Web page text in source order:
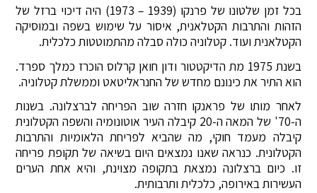
בכל זמן שלטונו של פרנקו (1939 – 1973) היה דיכוי ברזל של
הזהות והתרבות הקטלאנית, איסור על שימוש בשפה ובמוסיקה
הקטלאנית ועוד. קטלוניה כולה סבלה מהתמוטטות כלכלית.
בשנת 1975 מת הדיקטטור ודון חואן קרלוס הוכרז כמלך ספרד.
הוא התיר את כינונם מחדש של החנראליטאט וממשלת קטלוניה.
לאחר מותו של פראנקו חזרה שוב הפריחה לברצלונה. בשנות
ה-70' של המאה ה-20 קיבלה העיר אוטונומיה והשפה הקטלונית
קיבלה מעמד חוקי, מה שהביא לפריחת הלאומיות והתרבות
הקטלונית. כנראה שאנו נמצאים היום בשיאה של תקופת פריחה
זו. כיום ברצלונה נמצאת בתקופה מצוינת, והיא אחת הערים
העשירות באירופה, כלכלית ותרבותית.